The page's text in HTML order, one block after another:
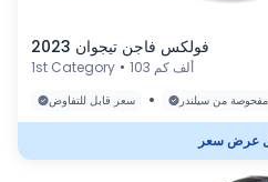
فولكس فاجن تيجوان 2023
1st Category • 103 ألف كم
سعر قابل للتفاوض
• مفحوصة من سيلندر
عرض سعر